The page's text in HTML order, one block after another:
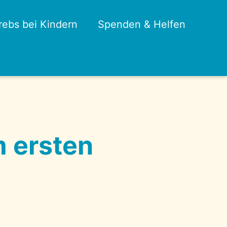
bei Kindern Spenden & Helfen
ersten